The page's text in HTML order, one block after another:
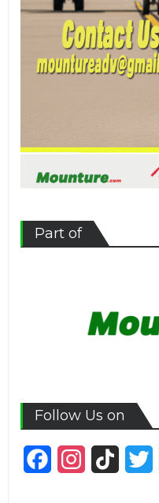
Part of
Follow Us on
FacebookInstagram
TikTok